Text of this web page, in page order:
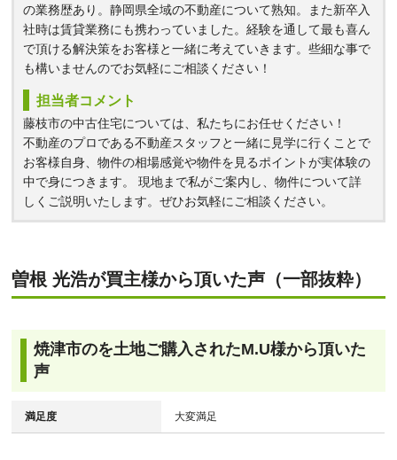
の業務歴あり。静岡県全域の不動産について熟知。また新卒入
社時は賃貸業務にも携わっていました。経験を通して最も喜ん
で頂ける解決策をお客様と一緒に考えていきます。些細な事で
も構いませんのでお気軽にご相談ください！
担当者コメント
藤枝市の中古住宅については、私たちにお任せください！
不動産のプロである不動産スタッフと一緒に見学に行くことで
お客様自身、物件の相場感覚や物件を見るポイントが実体験の
中で身につきます。 現地まで私がご案内し、物件について詳
しくご説明いたします。ぜひお気軽にご相談ください。
曽根 光浩が買主様から頂いた声（一部抜粋）
焼津市のを土地ご購入されたM.U様から頂いた
声
満足度 大変満足